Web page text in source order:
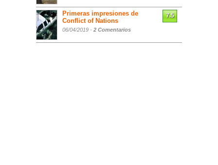
Primeras impresiones de
Conflict of Nations
06/04/2019 - 2 Comentarios
7.5